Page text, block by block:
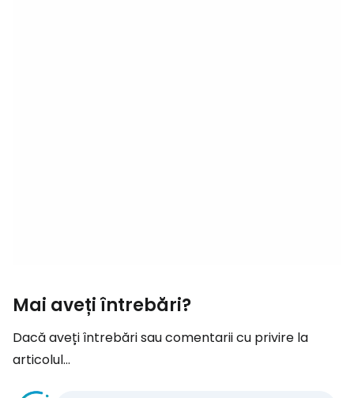
Mai aveți întrebări?
Dacă aveți întrebări sau comentarii cu privire la
articolul...